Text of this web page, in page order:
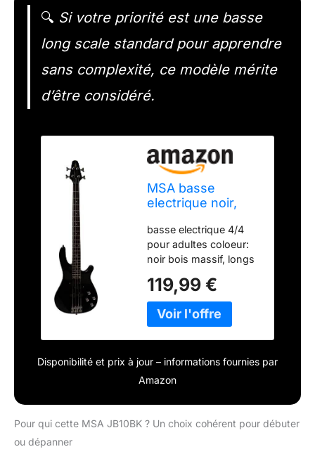
🔍 Si votre priorité est une basse
long scale standard pour apprendre
sans complexité, ce modèle mérite
d’être considéré.
MSA basse
electrique noir,
bois massif
basse electrique 4/4
pour adultes coloeur:
noir bois massif, longs
Long Scale, 2 volume,
2 commandes de
tonalité marque: MSA
119,99 €
Disponibilité et prix à jour – informations fournies par
Amazon
Pour qui cette MSA JB10BK ? Un choix cohérent pour débuter
ou dépanner